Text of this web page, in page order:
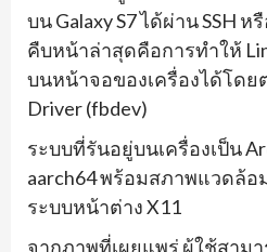
บน Galaxy S7 ได้ผ่าน SSH
คืบหน้าล่าสุดคือการทำให้
บนหน้าจอของเครื่องได้โดย
Driver (fbdev)
ระบบที่รันอยู่บนเครื่องเป็น
aarch64 พร้อมสภาพแวดล้อ
ระบบหน้าต่าง X11
จากภาพที่เผยแพร่ ผู้ใช้สาม